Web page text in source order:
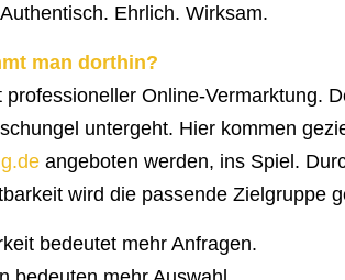
Ehrlich. Wirksam.
man dorthin?
professioneller Online-Vermarktung.
untergeht. Hier kommen
angeboten werden, ins Spiel.
wird die passende Zielgruppe
bedeutet mehr Anfragen.